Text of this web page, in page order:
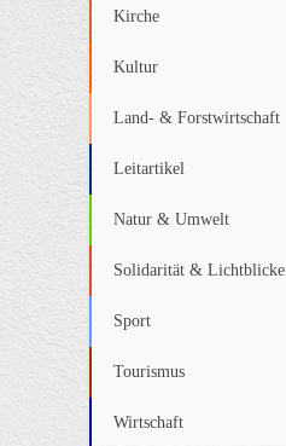
Kirche
Kultur
Land- & Forstwirtschaft
Leitartikel
Natur & Umwelt
Solidarität & Lichtblicke
Sport
Tourismus
Wirtschaft